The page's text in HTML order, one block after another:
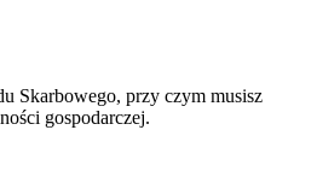
Skarbowego, przy czym musisz
gospodarczej.